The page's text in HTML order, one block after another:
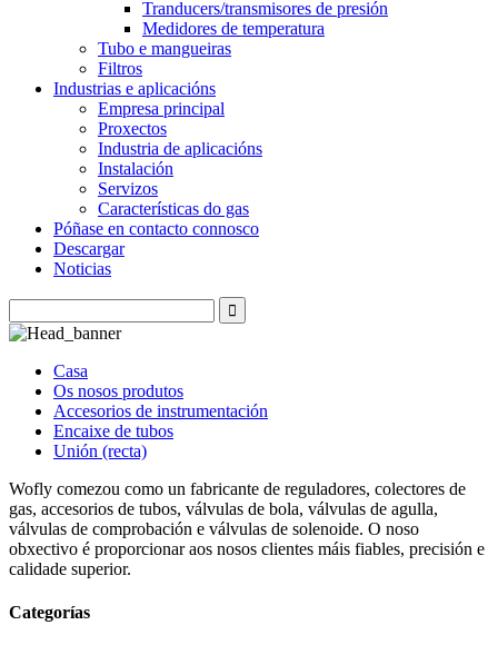
Tranducers/transmisores de presión
Medidores de temperatura
Tubo e mangueiras
Filtros
Industrias e aplicacións
Empresa principal
Proxectos
Industria de aplicacións
Instalación
Servizos
Características do gas
Póñase en contacto connosco
Descargar
Noticias
Casa
Os nosos produtos
Accesorios de instrumentación
Encaixe de tubos
Unión (recta)
Wofly comezou como un fabricante de reguladores, colectores de
gas, accesorios de tubos, válvulas de bola, válvulas de agulla,
válvulas de comprobación e válvulas de solenoide. O noso
obxectivo é proporcionar aos nosos clientes máis fiables, precisión e
calidade superior.
Categorías